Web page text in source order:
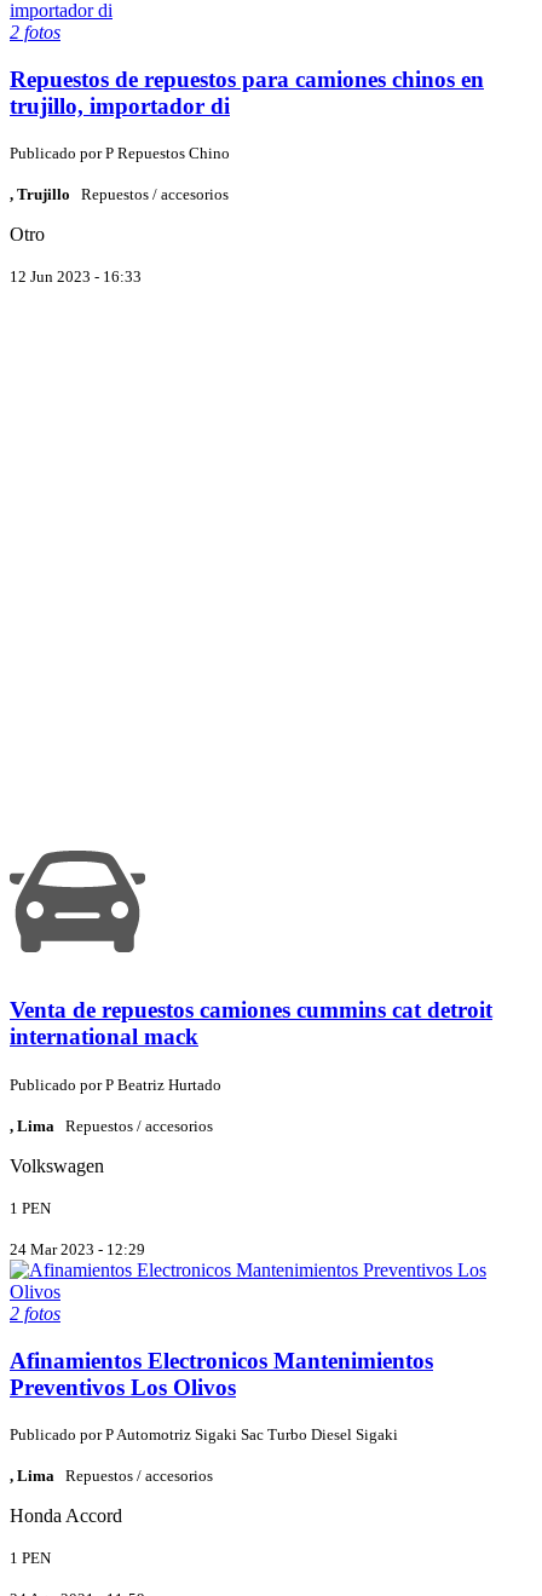
2 fotos
Repuestos de repuestos para camiones chinos en
trujillo, importador di
Publicado porP Repuestos Chino
, Trujillo Repuestos / accesorios
Otro
12 Jun 2023 - 16:33
Venta de repuestos camiones cummins cat detroit
international mack
Publicado porP Beatriz Hurtado
, Lima Repuestos / accesorios
Volkswagen
1 PEN
24 Mar 2023 - 12:29
2 fotos
Afinamientos Electronicos Mantenimientos
Preventivos Los Olivos
Publicado porPAutomotriz Sigaki Sac Turbo Diesel Sigaki
, Lima Repuestos / accesorios
Honda Accord
1 PEN